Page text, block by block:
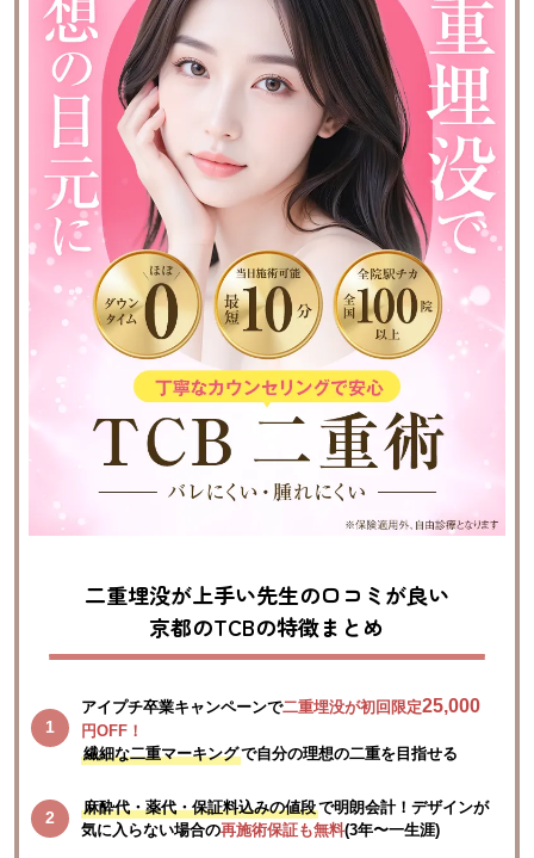
二重埋没が上手い先生の口コミが良い
京都のTCBの特徴まとめ
アイプチ卒業キャンペーンで二重埋没が初回限定25,000
円OFF！
繊細な二重マーキングで自分の理想の二重を目指せる
麻酔代・薬代・保証料込みの値段で明朗会計！デザインが
気に入らない場合の再施術保証も無料(3年〜一生涯)